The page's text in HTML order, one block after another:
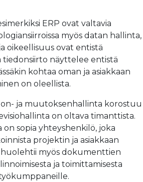
ERP ovat valtavia
myös datan hallinta,
oikeellisuus ovat entistä
tiedonsiirto näyttelee entistä
kohtaa oman ja asiakkaan
on oleellista.
ja muutoksenhallinta korostuu
on oltava timanttista.
on sopia yhteyshenkilö, joka
projektin ja asiakkaan
huolehtii myös dokumenttien
ja toimittamisesta